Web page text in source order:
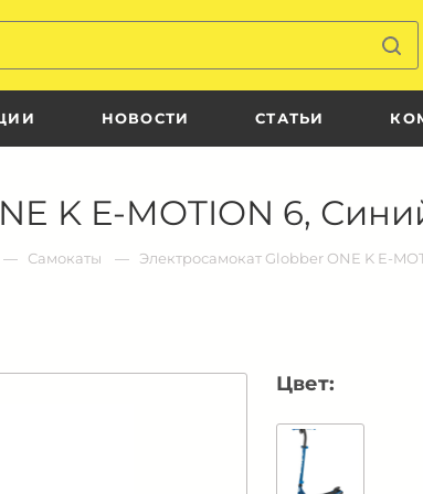
НОВОСТИ СТАТЬИ
K E-MOTION 6,
Самокаты Электросамокат Globber ONE K E-
Цвет: